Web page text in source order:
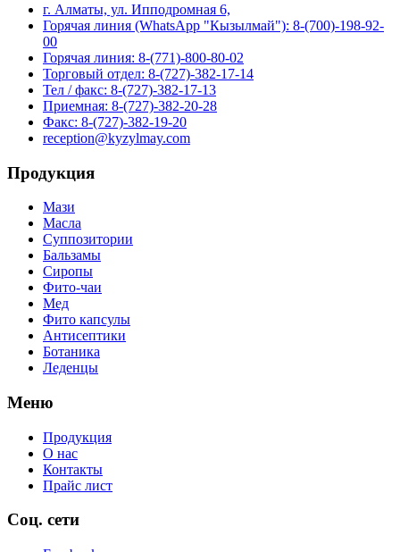
г. Алматы, ул. Ипподромная 6,
Горячая линия (WhatsApp "Кызылмай"): 8-(700)-198-92-
00
Горячая линия: 8-(771)-800-80-02
Торговый отдел: 8-(727)-382-17-14
Тел / факс: 8-(727)-382-17-13
Приемная: 8-(727)-382-20-28
Факс: 8-(727)-382-19-20
reception@kyzylmay.com
Продукция
Мази
Масла
Суппозитории
Бальзамы
Сиропы
Фито-чаи
Мед
Фито капсулы
Антисептики
Ботаника
Леденцы
Меню
Продукция
О нас
Контакты
Прайс лист
Соц. сети